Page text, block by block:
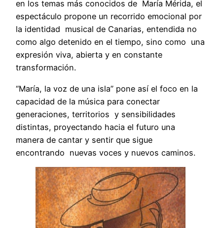
en los temas más conocidos de María Mérida, el
espectáculo propone un recorrido emocional por
la identidad musical de Canarias, entendida no
como algo detenido en el tiempo, sino como una
expresión viva, abierta y en constante
transformación.
“María, la voz de una isla” pone así el foco en la
capacidad de la música para conectar
generaciones, territorios y sensibilidades
distintas, proyectando hacia el futuro una
manera de cantar y sentir que sigue
encontrando nuevas voces y nuevos caminos.